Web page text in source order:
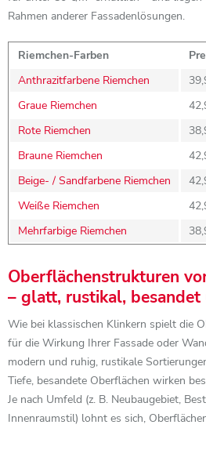
Rahmen anderer Fassadenlösungen.
Riemchen-Farben
Anthrazitfarbene Riemchen
Graue Riemchen
Rote Riemchen
Braune Riemchen
Beige- / Sandfarbene Riemchen
Weiße Riemchen
Mehrfarbige Riemchen
Oberflächenstrukturen
– glatt, rustikal, besandet
Wie bei klassischen Klinkern spielt die
für die Wirkung Ihrer Fassade oder
modern und ruhig, rustikale
Tiefe, besandete Oberflächen wirken
Je nach Umfeld (z. B. Neubaugebiet,
Innenraumstil) lohnt es sich,